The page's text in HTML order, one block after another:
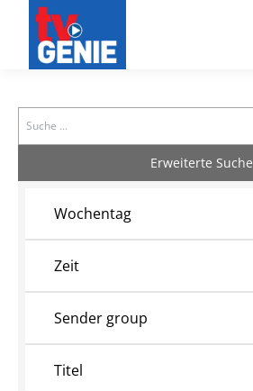
Search
Erweiterte Suche
Wochentag
Zeit
Sender group
Titel